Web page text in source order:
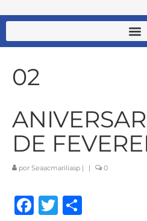
02
DE
por Seaacmariliasp | | 0
Facebook
Twitter